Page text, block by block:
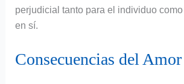
perjudicial tanto para el individuo
en sí.
Consecuencias del